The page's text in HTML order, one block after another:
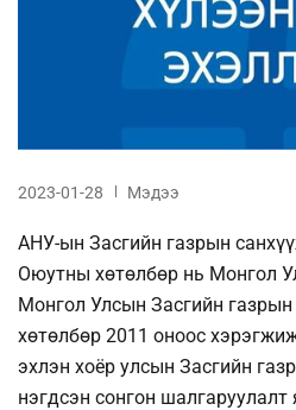
2023-01-28 Мэдээ
АНУ-ын Засгийн газрын
Оюутны хөтөлбөр нь Монгол
Монгол Улсын Засгийн газрын
хөтөлбөр 2011 оноос
эхлэн хоёр улсын Засгийн
нэгдсэн сонгон